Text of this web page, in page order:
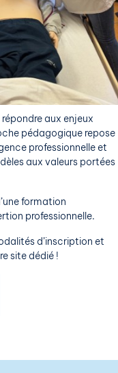
aux enjeux
pédagogique repose
professionnelle et
aux valeurs portées
formation
professionnelle.
d’inscription et
site dédié !